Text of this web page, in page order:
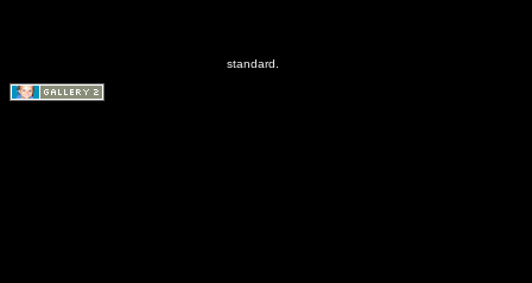
standard.